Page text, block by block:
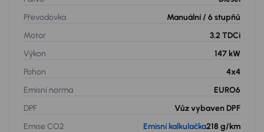
Převodovka
Manuální/ 6 stupňů
Motor
3.2 TDCi
Výkon
147 kW
Pohon
4x4
Emisní norma
EURO6
DPF
Vůz vybaven DPF
Emise CO2
Emisní kalkulačka218 g/km